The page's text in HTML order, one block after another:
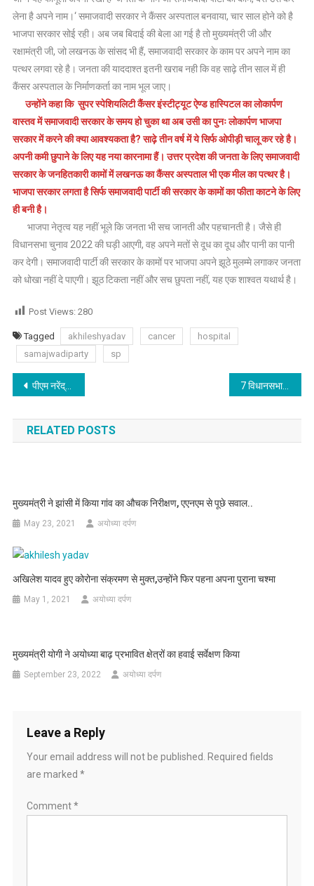
लेना है अपने नाम।‘ समाजवादी सरकार ने कैंसर अस्पताल बनवाया, चार साल होने को है
भाजपा सरकार सोई रही। अब जब बिदाई की बेला आ गई है तो मुख्यमंत्री जी और
रक्षामंत्री जी, जो लखनऊ के सांसद भी हैं, समाजवादी सरकार के काम पर अपने नाम का
पत्थर लगवा रहे है। जनता की याददाश्त इतनी खराब नही कि वह साढ़े तीन साल में ही
कैंसर अस्पताल के निर्माणकर्ता का नाम भूल जाए।
उन्होंने कहा कि सुपर स्पेशियलिटी कैंसर इंस्टीट्यूट ऐण्ड हास्पिटल का लोकार्पण
वास्तव में समाजवादी सरकार के समय हो चुका था अब उसी का पुनः लोकार्पण भाजपा
सरकार में करने की क्या आवश्यकता है? साढ़े तीन वर्ष में ये सिर्फ ओपीड़ी चालू कर रहे है।
अपनी कमी छुपाने के लिए यह नया कारनामा हैं। उत्तर प्रदेश की जनता के लिए समाजवादी
सरकार के जनहितकारी कामों में लखनऊ का कैंसर अस्पताल भी एक मील का पत्थर है।
भाजपा सरकार लगता है सिर्फ समाजवादी पार्टी की सरकार के कामों का फीता काटने के लिए
ही बनी है।
भाजपा नेतृत्व यह नहीं भूले कि जनता भी सच जानती और पहचानती है। जैसे ही
विधानसभा चुनाव 2022 की घड़ी आएगी, वह अपने मतों से दूध का दूध और पानी का पानी
कर देगी। समाजवादी पार्टी की सरकार के कामों पर भाजपा अपने झूठे मुलम्मे लगाकर जनता
को धोखा नहीं दे पाएगी। झूठ टिकता नहीं और सच छुपता नहीं, यह एक शाश्वत यथार्थ है।
Post Views: 280
Tagged akhileshyadav cancer
hospital
samajwadiparty
sp
Post
navigation
पीएम नरेंद्र मोदी मंगलवार शाम को देशवासियों को संबोधित किया। 7 विधानसभा उपचुनावों के लिए समाजवादी पार्टी के स्टार प्रचारकों की सूची आज घोषित
RELATED POSTS
मुख्यमंत्री ने झांसी में किया गांव का औचक निरीक्षण, एएनएम से पूछे सवाल..
May 23, 2021 अयोध्या दर्पण
अखिलेश यादव हुए कोरोना संक्रमण से मुक्त,उन्होंने फिर पहना अपना पुराना चश्मा
May 1, 2021 अयोध्या दर्पण
मुख्यमंत्री योगी ने अयोध्या बाढ़ प्रभावित क्षेत्रों का हवाई सर्वेक्षण किया
September 23, 2022 अयोध्या दर्पण
Leave a Reply
Your email address will not be published.
Required fields
are marked *
Comment*